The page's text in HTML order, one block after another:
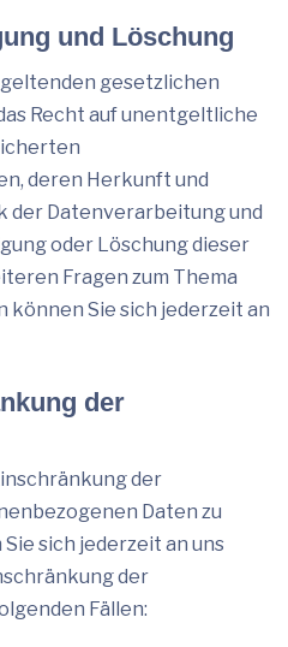
und Löschung
geltenden gesetzlichen
Recht auf unentgeltliche
deren Herkunft und
der Datenverarbeitung und
oder Löschung dieser
Fragen zum Thema
können Sie sich jederzeit an
der
der
Daten zu
sich jederzeit an uns
der
Fällen: